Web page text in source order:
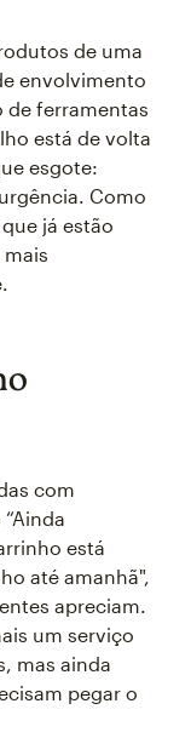
de uma
envolvimento
ferramentas
está de volta
esgote:
Como
já estão
com
está
até amanhã",
apreciam.
um serviço
mas ainda
pegar o